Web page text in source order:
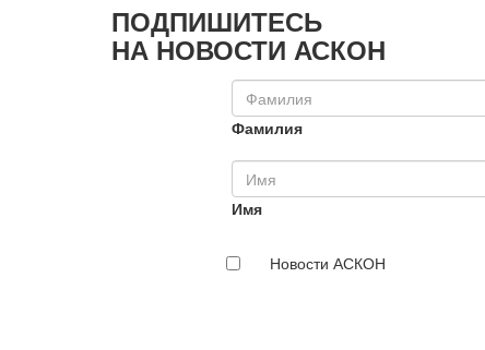
ПОДПИШИТЕСЬ
НА НОВОСТИ АСКОН
Фамилия
Имя
Новости АСКОН